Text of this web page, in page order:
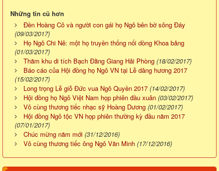
Những tin cũ hơn
Đền Hoàng Cô và người con gái họ Ngô bên bờ sông Đáy
(09/03/2017)
Họ Ngô Chi Nê: một họ truyền thống nối dòng Khoa bảng
(01/03/2017)
Thăm khu di tích Bạch Đằng Giang Hải Phòng (18/02/2017)
Báo cáo của Hội đồng họ Ngô VN tại Lễ dâng hương 2017
(15/02/2017)
Long trọng Lễ giỗ Đức vua Ngô Quyền 2017 (14/02/2017)
Hội đồng họ Ngô Việt Nam họp phiên đầu xuân (03/02/2017)
Vô cùng thương tiếc nhạc sỹ Hoàng Dương (01/02/2017)
Hội đồng Ngô tộc VN họp phiên thường kỳ đầu năm 2017
(07/01/2017)
Chúc mừng năm mới (31/12/2016)
Vô cùng thương tiếc ông Ngô Văn Minh (17/12/2016)